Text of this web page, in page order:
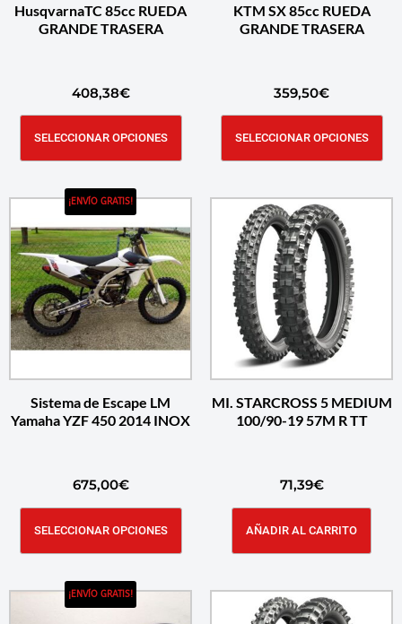
HusqvarnaTC 85cc RUEDA
GRANDE TRASERA
408,38€
SELECCIONAR OPCIONES
KTM SX 85cc RUEDA
GRANDE TRASERA
359,50€
SELECCIONAR OPCIONES
¡ENVÍO GRATIS!
Sistema de Escape LM
Yamaha YZF 450 2014 INOX
675,00€
SELECCIONAR OPCIONES
MI. STARCROSS 5 MEDIUM
100/90-19 57M R TT
71,39€
AÑADIR AL CARRITO
¡ENVÍO GRATIS!